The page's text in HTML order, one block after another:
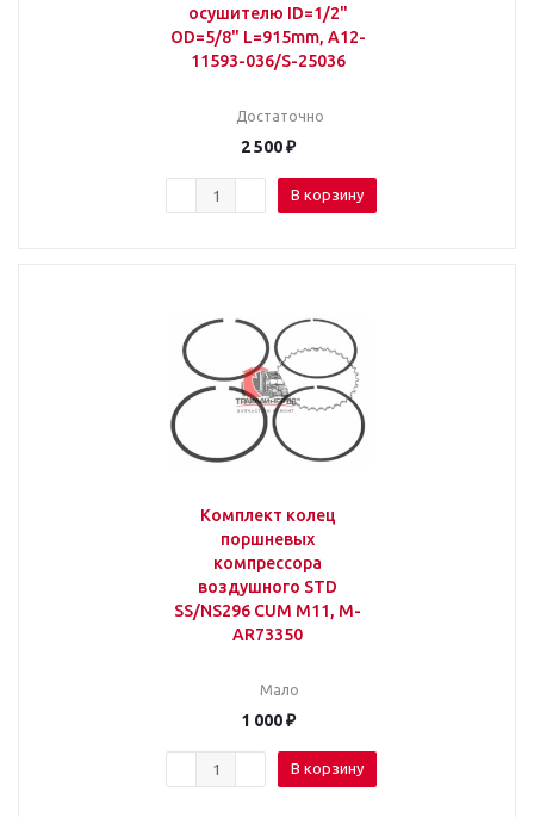
осушителю ID=1/2"
OD=5/8" L=915mm, A12-
11593-036/S-25036
Достаточно
2 500₽
В корзину
Комплект колец
поршневых
компрессора
воздушного STD
SS/NS296 CUM M11, M-
AR73350
Мало
1 000₽
В корзину